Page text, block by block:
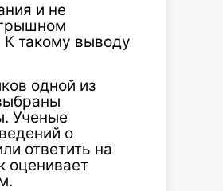
и не
такому выводу
одной из
Ученые
о
ответить на
оценивает